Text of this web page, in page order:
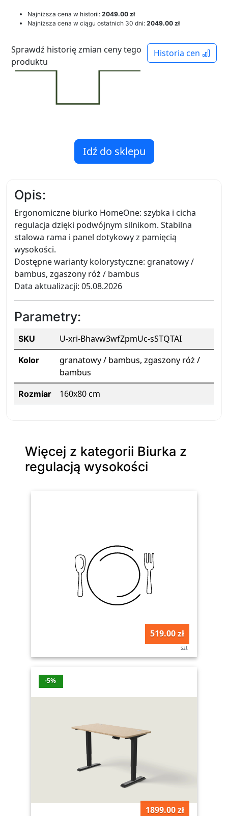
Najniższa cena w historii: 2049.00 zł
Najniższa cena w ciągu ostatnich 30 dni: 2049.00 zł
Historia cen
Sprawdź historię zmian ceny tego
produktu
Idź do sklepu
Opis:
Ergonomiczne biurko HomeOne: szybka i cicha
regulacja dzięki podwójnym silnikom. Stabilna
stalowa rama i panel dotykowy z pamięcią
wysokości.
Dostępne warianty kolorystyczne: granatowy /
bambus, zgaszony róż / bambus
Data aktualizacji: 05.08.2026
Parametry:
SKU U-xri-Bhavw3wfZpmUc-sSTQTAI
Kolor
granatowy / bambus, zgaszony róż /
bambus
Rozmiar 160x80 cm
Więcej z kategorii Biurka z
regulacją wysokości
519.00 zł
szt
-5%
1899.00 zł